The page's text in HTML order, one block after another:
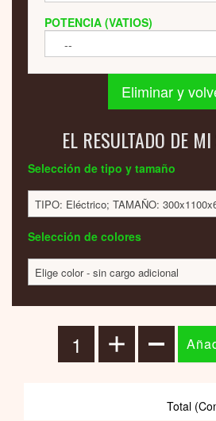
POTENCIA (VATIOS)
Eliminar y
EL RESULTADO DE
Selección de tipo y tamaño
Selección de colores
Elige color - sin cargo adicional
Total